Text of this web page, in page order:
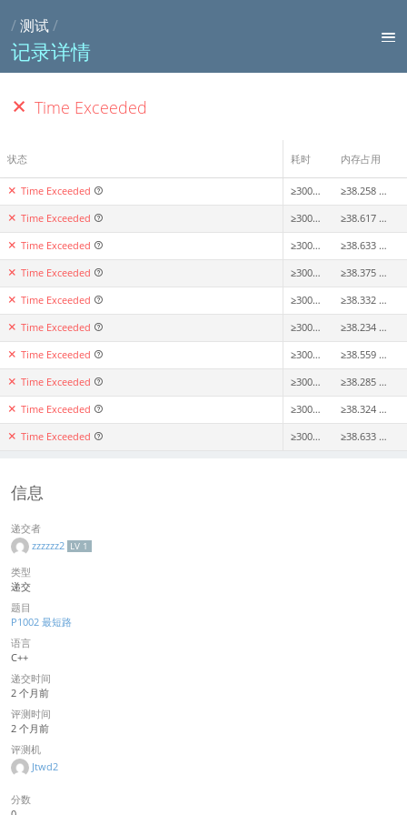
/测试/
记录详情
Time Exceeded
状态 耗时 内存占用
Time Exceeded ≥3002ms ≥38.258 MiB
Time Exceeded ≥3002ms ≥38.617 MiB
Time Exceeded ≥3003ms ≥38.633 MiB
Time Exceeded ≥3002ms ≥38.375 MiB
Time Exceeded ≥3002ms ≥38.332 MiB
Time Exceeded ≥3002ms ≥38.234 MiB
Time Exceeded ≥3003ms ≥38.559 MiB
Time Exceeded ≥3002ms ≥38.285 MiB
Time Exceeded ≥3002ms ≥38.324 MiB
Time Exceeded ≥3004ms ≥38.633 MiB
信息
递交者
zzzzzz2 LV 1
类型
递交
题目
P1002 最短路
语言
C++
递交时间
2 个月前
评测时间
2 个月前
评测机
Jtwd2
分数